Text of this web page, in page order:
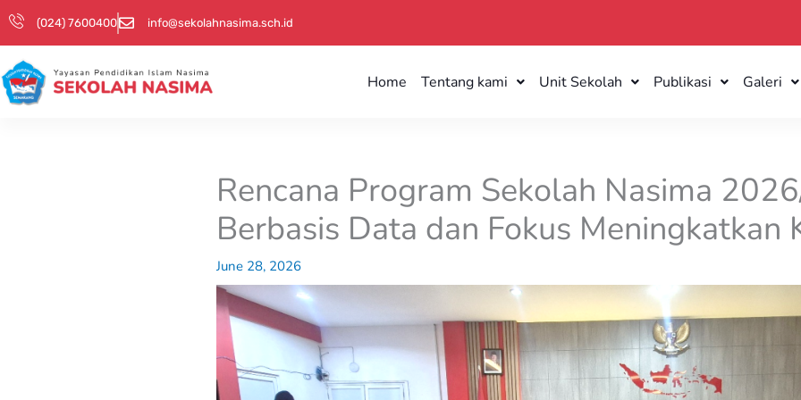
Skip
(024) 7600400 info@sekolahnasima.sch.id
Home Tentang kami Unit Sekolah Publikasi Galeri
Rencana Program Sekolah Nasima
Berbasis Data dan Fokus Meningkatkan
June 28, 2026